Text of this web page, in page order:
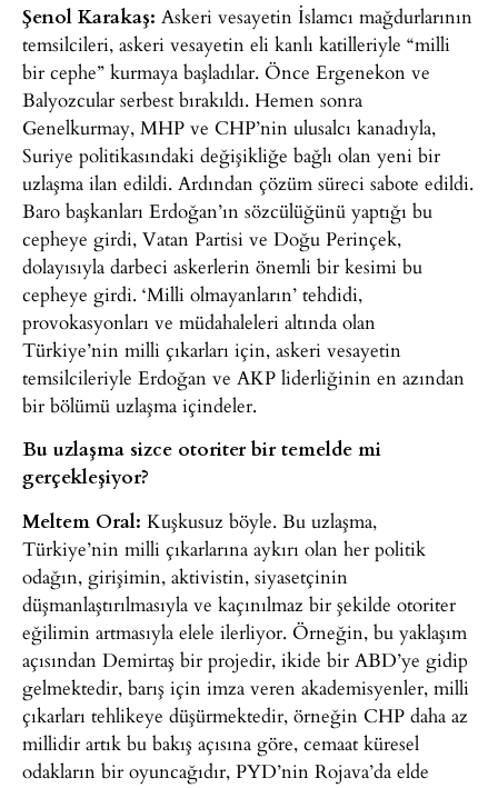
Şenol Karakaş: Askeri vesayetin İslamcı mağdurlarının
temsilcileri, askeri vesayetin eli kanlı katilleriyle “milli
bir cephe” kurmaya başladılar. Önce Ergenekon ve
Balyozcular serbest bırakıldı. Hemen sonra
Genelkurmay, MHP ve CHP’nin ulusalcı kanadıyla,
Suriye politikasındaki değişikliğe bağlı olan yeni bir
uzlaşma ilan edildi. Ardından çözüm süreci sabote edildi.
Baro başkanları Erdoğan’ın sözcülüğünü yaptığı bu
cepheye girdi, Vatan Partisi ve Doğu Perinçek,
dolayısıyla darbeci askerlerin önemli bir kesimi bu
cepheye girdi. ‘Milli olmayanların’ tehdidi,
provokasyonları ve müdahaleleri altında olan
Türkiye’nin milli çıkarları için, askeri vesayetin
temsilcileriyle Erdoğan ve AKP liderliğinin en azından
bir bölümü uzlaşma içindeler.
Bu uzlaşma sizce otoriter bir temelde mi
gerçekleşiyor?
Meltem Oral: Kuşkusuz böyle. Bu uzlaşma,
Türkiye’nin milli çıkarlarına aykırı olan her politik
odağın, girişimin, aktivistin, siyasetçinin
düşmanlaştırılmasıyla ve kaçınılmaz bir şekilde otoriter
eğilimin artmasıyla elele ilerliyor. Örneğin, bu yaklaşım
açısından Demirtaş bir projedir, ikide bir ABD’ye gidip
gelmektedir, barış için imza veren akademisyenler, milli
çıkarları tehlikeye düşürmektedir, örneğin CHP daha az
millidir artık bu bakış açısına göre, cemaat küresel
odakların bir oyuncağıdır, PYD’nin Rojava’da elde